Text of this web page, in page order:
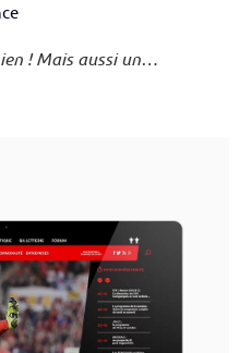
! Mais aussi un…